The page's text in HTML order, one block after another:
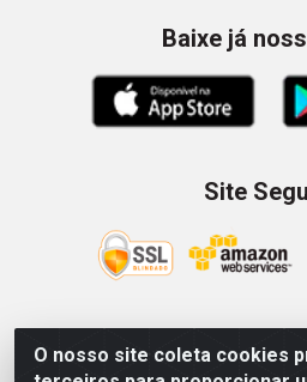
O nosso site coleta cookies
Baixe já
Site
Zein Importação e Comércio LTDA -